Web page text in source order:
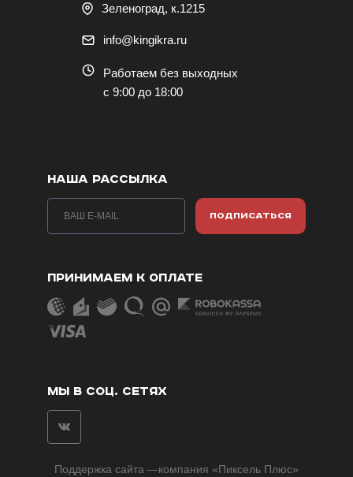
Зеленоград, к.1215
info@kingikra.ru
Работаем без выходных
с 9:00 до 18:00
НАША РАССЫЛКА
ПОДПИСАТЬСЯ
ПРИНИМАЕМ К ОПЛАТЕ
МЫ В СОЦ. СЕТЯХ
Поддержка сайта —компания «Пиксель Плюс»